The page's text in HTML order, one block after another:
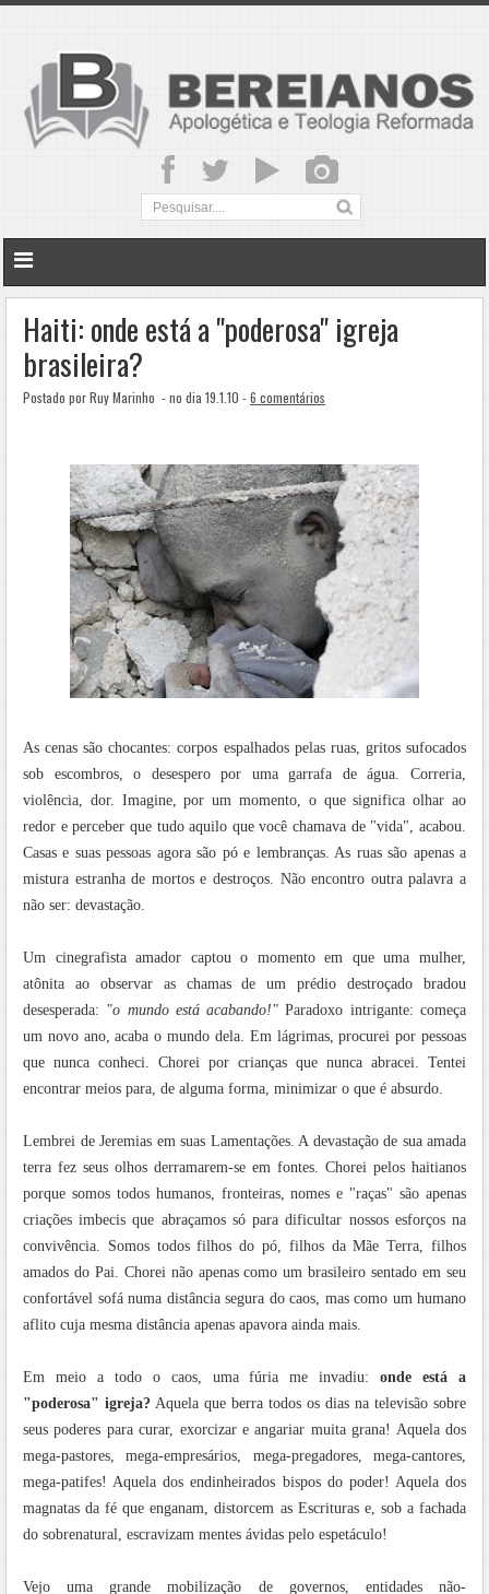
Haiti: onde está a "poderosa" igreja
brasileira?
Postado por Ruy Marinho - no dia 19.1.10 -6 comentários
As cenas são chocantes: corpos espalhados pelas ruas, gritos sufocados
sob escombros, o desespero por uma garrafa de água. Correria,
violência, dor. Imagine, por um momento, o que significa olhar ao
redor e perceber que tudo aquilo que você chamava de "vida", acabou.
Casas e suas pessoas agora são pó e lembranças. As ruas são apenas a
mistura estranha de mortos e destroços. Não encontro outra palavra a
não ser: devastação.
Um cinegrafista amador captou o momento em que uma mulher,
atônita ao observar as chamas de um prédio destroçado bradou
desesperada: "o mundo está acabando!" Paradoxo intrigante: começa
um novo ano, acaba o mundo dela. Em lágrimas, procurei por pessoas
que nunca conheci. Chorei por crianças que nunca abracei. Tentei
encontrar meios para, de alguma forma, minimizar o que é absurdo.
Lembrei de Jeremias em suas Lamentações. A devastação de sua amada
terra fez seus olhos derramarem-se em fontes. Chorei pelos haitianos
porque somos todos humanos, fronteiras, nomes e "raças" são apenas
criações imbecis que abraçamos só para dificultar nossos esforços na
convivência. Somos todos filhos do pó, filhos da Mãe Terra, filhos
amados do Pai. Chorei não apenas como um brasileiro sentado em seu
confortável sofá numa distância segura do caos, mas como um humano
aflito cuja mesma distância apenas apavora ainda mais.
Em meio a todo o caos, uma fúria me invadiu:onde está a
"poderosa" igreja? Aquela que berra todos os dias na televisão sobre
seus poderes para curar, exorcizar e angariar muita grana! Aquela dos
mega-pastores, mega-empresários, mega-pregadores, mega-cantores,
mega-patifes! Aquela dos endinheirados bispos do poder! Aquela dos
magnatas da fé que enganam, distorcem as Escrituras e, sob a fachada
do sobrenatural, escravizam mentes ávidas pelo espetáculo!
Vejo uma grande mobilização de governos, entidades não-